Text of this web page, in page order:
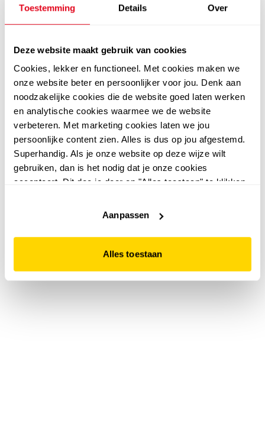
Toestemming Details Over
Deze website maakt gebruik van cookies
Cookies, lekker en functioneel. Met cookies maken we
onze website beter en persoonlijker voor jou. Denk aan
noodzakelijke cookies die de website goed laten werken
en analytische cookies waarmee we de website
verbeteren. Met marketing cookies laten we jou
persoonlijke content zien. Alles is dus op jou afgestemd.
Superhandig. Als je onze website op deze wijze wilt
gebruiken, dan is het nodig dat je onze cookies
accepteert. Dit doe je door op "Alles toestaan" te klikken.
website niet optimaal functioneert.
Aanpassen
Alles toestaan